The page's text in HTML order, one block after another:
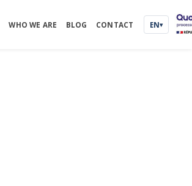
WHO WE ARE BLOG CONTACT EN▾